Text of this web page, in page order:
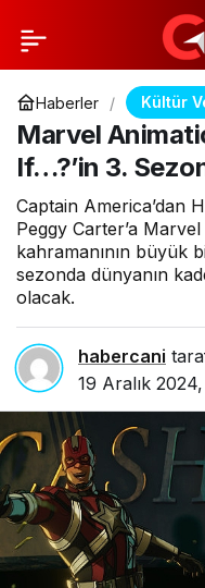
Haberler Kültür
Marvel
If…?’in 3.
Captain America’dan
Peggy Carter’a Marvel
kahramanının büyük
sezonda dünyanın
olacak.
habercani
19 Aralık